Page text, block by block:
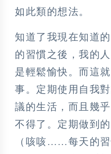
如此類的想法。
知道了我現在知道
的習慣之後，我的
是輕鬆愉快。而這
事。定期使用自我
議的生活，而且幾
不得了。定期做到
（咳咳……每天的